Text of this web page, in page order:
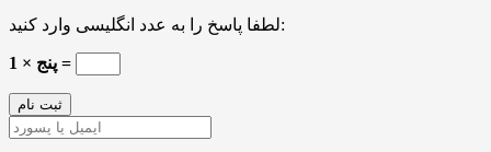
لطفا پاسخ را به عدد انگلیسی وارد کنید:
پنج × 1 =